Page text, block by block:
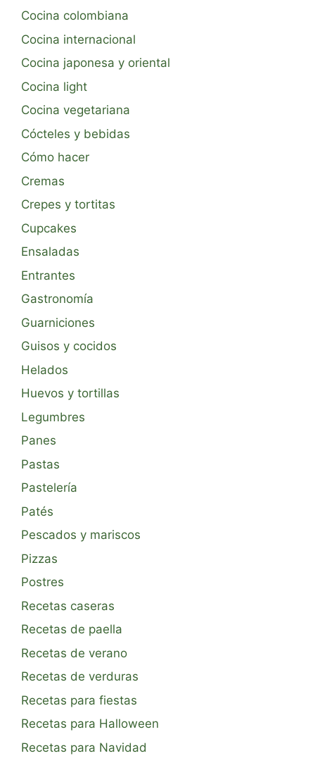
Cocina colombiana
Cocina internacional
Cocina japonesa y oriental
Cocina light
Cocina vegetariana
Cócteles y bebidas
Cómo hacer
Cremas
Crepes y tortitas
Cupcakes
Ensaladas
Entrantes
Gastronomía
Guarniciones
Guisos y cocidos
Helados
Huevos y tortillas
Legumbres
Panes
Pastas
Pastelería
Patés
Pescados y mariscos
Pizzas
Postres
Recetas caseras
Recetas de paella
Recetas de verano
Recetas de verduras
Recetas para fiestas
Recetas para Halloween
Recetas para Navidad